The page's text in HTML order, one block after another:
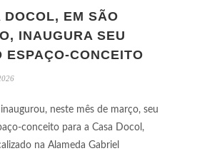
DOCOL, EM SÃO
INAUGURA SEU
ESPAÇO-CONCEITO
neste mês de março, seu
conceito para a Casa Docol,
na Alameda Gabriel